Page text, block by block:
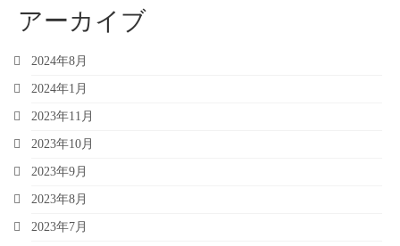
アーカイブ
2024年8月
2024年1月
2023年11月
2023年10月
2023年9月
2023年8月
2023年7月